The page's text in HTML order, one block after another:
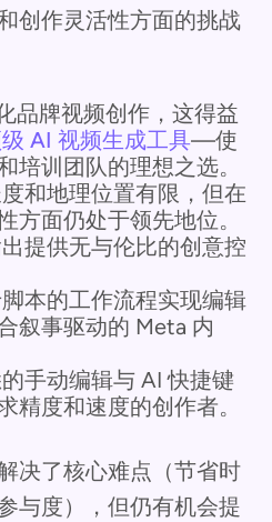
创作灵活性方面的挑战
品牌视频创作，这得益
AI 视频生成工具—使
培训团队的理想之选。
和地理位置有限，但在
方面仍处于领先地位。
提供无与伦比的创意控
本的工作流程实现编辑
叙事驱动的 Meta 内
手动编辑与 AI 快捷键
精度和速度的创作者。
决了核心难点（节省时
与度），但仍有机会提